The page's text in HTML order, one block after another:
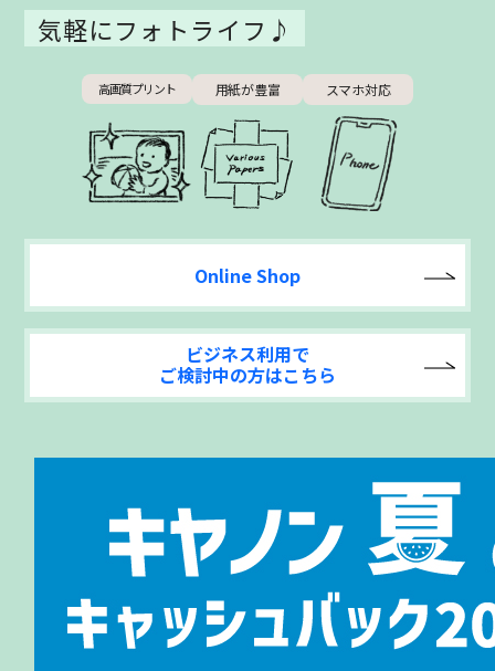
気軽にフォトライフ♪
高画質プリント 用紙が豊富 スマホ対応
Online Shop
ビジネス利用で
ご検討中の方はこちら